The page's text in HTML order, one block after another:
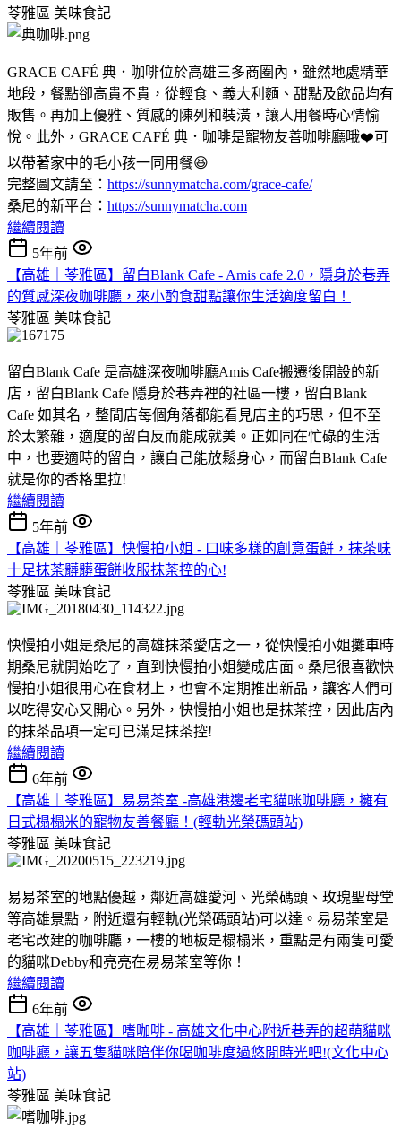
苓雅區 美味食記
GRACE CAFÉ 典．咖啡位於高雄三多商圈內，雖然地處精華
地段，餐點卻高貴不貴，從輕食、義大利麵、甜點及飲品均有
販售。再加上優雅、質感的陳列和裝潢，讓人用餐時心情愉
悅。此外，GRACE CAFÉ 典．咖啡是寵物友善咖啡廳哦❤️可
以帶著家中的毛小孩一同用餐😆
完整圖文請至： https://sunnymatcha.com/grace-cafe/
桑尼的新平台： https://sunnymatcha.com
繼續閱讀
5年前
【高雄｜苓雅區】留白Blank Cafe - Amis cafe 2.0，隱身於巷弄
的質感深夜咖啡廳，來小酌食甜點讓你生活適度留白！
苓雅區 美味食記
留白Blank Cafe 是高雄深夜咖啡廳Amis Cafe搬遷後開設的新
店，留白Blank Cafe 隱身於巷弄裡的社區一樓，留白Blank
Cafe 如其名，整間店每個角落都能看見店主的巧思，但不至
於太繁雜，適度的留白反而能成就美。正如同在忙碌的生活
中，也要適時的留白，讓自己能放鬆身心，而留白Blank Cafe
就是你的香格里拉!
繼續閱讀
5年前
【高雄｜苓雅區】快慢拍小姐 - 口味多樣的創意蛋餅，抹茶味
十足抹茶髒髒蛋餅收服抹茶控的心!
苓雅區 美味食記
快慢拍小姐是桑尼的高雄抹茶愛店之一，從快慢拍小姐攤車時
期桑尼就開始吃了，直到快慢拍小姐變成店面。桑尼很喜歡快
慢拍小姐很用心在食材上，也會不定期推出新品，讓客人們可
以吃得安心又開心。另外，快慢拍小姐也是抹茶控，因此店內
的抹茶品項一定可已滿足抹茶控!
繼續閱讀
6年前
【高雄｜苓雅區】易易茶室 -高雄港邊老宅貓咪咖啡廳，擁有
日式榻榻米的寵物友善餐廳！(輕軌光榮碼頭站)
苓雅區 美味食記
易易茶室的地點優越，鄰近高雄愛河、光榮碼頭、玫瑰聖母堂
等高雄景點，附近還有輕軌(光榮碼頭站)可以達。易易茶室是
老宅改建的咖啡廳，一樓的地板是榻榻米，重點是有兩隻可愛
的貓咪Debby和亮亮在易易茶室等你！
繼續閱讀
6年前
【高雄｜苓雅區】嗜咖啡 - 高雄文化中心附近巷弄的超萌貓咪
咖啡廳，讓五隻貓咪陪伴你喝咖啡度過悠閒時光吧!(文化中心
站)
苓雅區 美味食記